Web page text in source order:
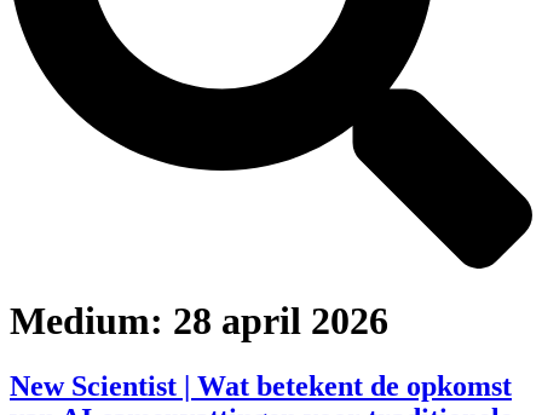
Medium: 28 april 2026
New Scientist | Wat betekent de opkomst